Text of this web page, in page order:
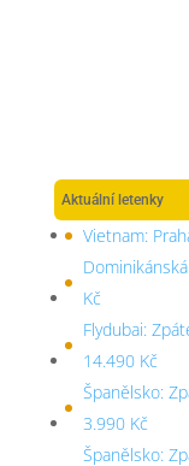
Aktuální letenky
Vietnam:
Kč
Flydubai:
14.490 Kč
Španělsko:
3.990 Kč
Španělsko: